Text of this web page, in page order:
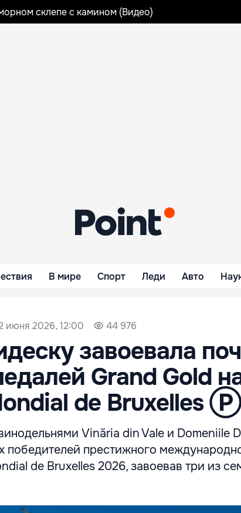
склепе с камином (Видео)
В мире Спорт Леди Авто
июня 2026, 12:00 44 976
завоевала
Grand Gold
de Bruxelles Ⓟ
Vinăria din Vale и Domeniile
победителей престижного
de Bruxelles 2026, завоевав три из